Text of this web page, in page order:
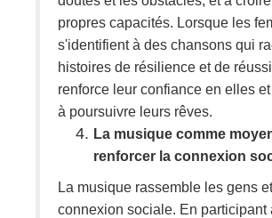
propres capacités. Lorsque les
s'identifient à des chansons qui
histoires de résilience et de
renforce leur confiance en elles
à poursuivre leurs rêves.
La musique comme
renforcer la connexion
La musique rassemble les gens
connexion sociale. En participant